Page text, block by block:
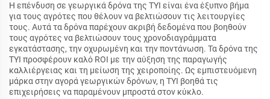
Η επένδυση σε γεωργικά δρόνα της TYI είναι ένα έξυπνο βήμα
για τους αγρότες που θέλουν να βελτιώσουν τις λειτουργίες
τους. Αυτά τα δρόνα παρέχουν ακριβή δεδομένα που βοηθούν
τους αγρότες να βελτιώσουν τους χρονοδιαγράμματα
εγκατάστασης, την οχυρωμένη και την ποντάνωση. Τα δρόνα της
TYI προσφέρουν καλό ROI με την αύξηση της παραγωγής
καλλιέργειας και τη μείωση της χειροποίης. Ως εμπιστευόμενη
μάρκα στην αγορά γεωργικών δρόνων, η TYI βοηθά τις
επιχειρήσεις να παραμένουν μπροστά στον κύκλο.